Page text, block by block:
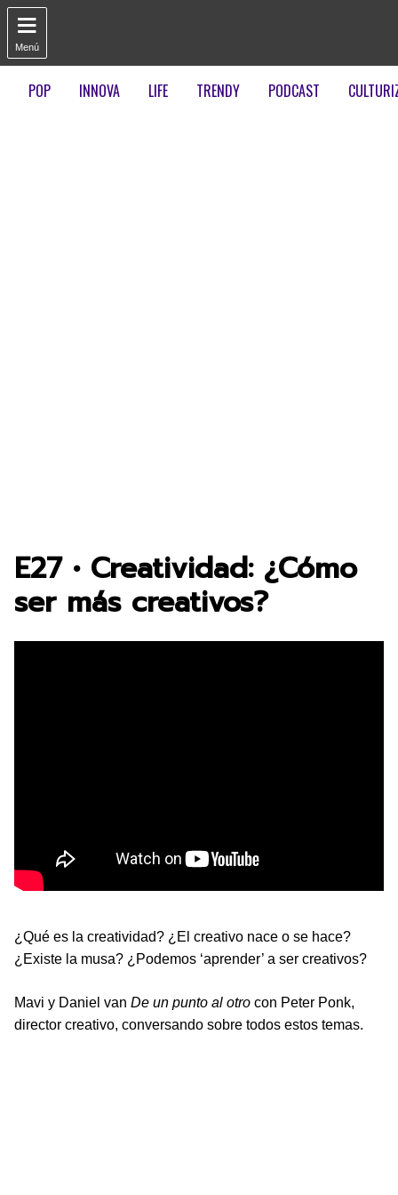

Menú
POP INNOVA LIFE TRENDY PODCAST
E27 • Creatividad: ¿Cómo
ser más creativos?
¿Qué es la creatividad? ¿El creativo nace o se hace?
¿Existe la musa? ¿Podemos ‘aprender’ a ser creativos?
Mavi y Daniel van De un punto al otro con Peter Ponk,
director creativo, conversando sobre todos estos temas.